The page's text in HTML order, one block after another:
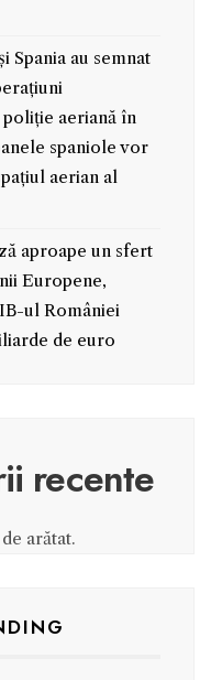
Spania au semnat
aeriană în
spaniole vor
aerian al
aproape un sfert
Europene,
ul României
de euro
recente
arătat.